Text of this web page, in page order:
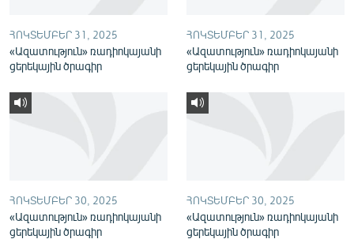
ՀԵՏԵՎԵՔ ՄԵԶ
ՀՈԿՏԵՄԲԵՐ 31, 2025
«Ազատություն» ռադիոկայանի
ցերեկային ծրագիր
ՀՈԿՏԵՄԲԵՐ 31, 2025
«Ազատություն» ռադիոկայանի
ցերեկային ծրագիր
ՀՈԿՏԵՄԲԵՐ 30, 2025
«Ազատություն» ռադիոկայանի
ցերեկային ծրագիր
ՀՈԿՏԵՄԲԵՐ 30, 2025
«Ազատություն» ռադիոկայանի
ցերեկային ծրագիր